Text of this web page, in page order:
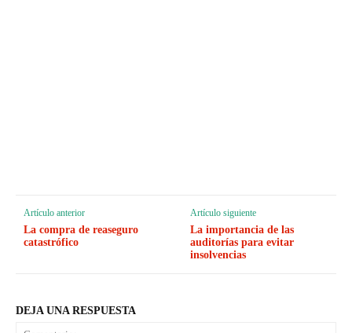
Artículo anterior
La compra de reaseguro
catastrófico
Artículo siguiente
La importancia de las
auditorías para evitar
insolvencias
DEJA UNA RESPUESTA